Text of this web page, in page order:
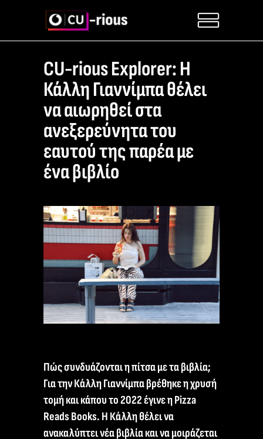
CU-rious Explorer: Η
Κάλλη Γιαννίμπα θέλει
να αιωρηθεί στα
ανεξερεύνητα του
εαυτού της παρέα με
ένα βιβλίο
Πώς συνδυάζονται η πίτσα με τα βιβλία;
Για την Κάλλη Γιαννίμπα βρέθηκε η χρυσή
τομή και κάπου το 2022 έγινε η Pizza
Reads Books. Η Κάλλη θέλει να
ανακαλύπτει νέα βιβλία και να μοιράζεται